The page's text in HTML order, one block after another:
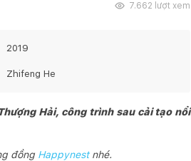
7.662 lượt xem
2019
Zhifeng He
Hải, công trình sau cải tạo nổi
đồng Happynest nhé.